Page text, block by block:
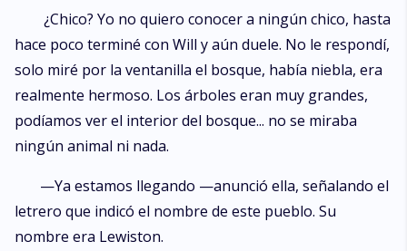
¿Chico? Yo no quiero conocer a ningún chico, hasta
hace poco terminé con Will y aún duele. No le respondí,
solo miré por la ventanilla el bosque, había niebla, era
realmente hermoso. Los árboles eran muy grandes,
podíamos ver el interior del bosque... no se miraba
ningún animal ni nada.
—Ya estamos llegando —anunció ella, señalando el
letrero que indicó el nombre de este pueblo. Su
nombre era Lewiston.